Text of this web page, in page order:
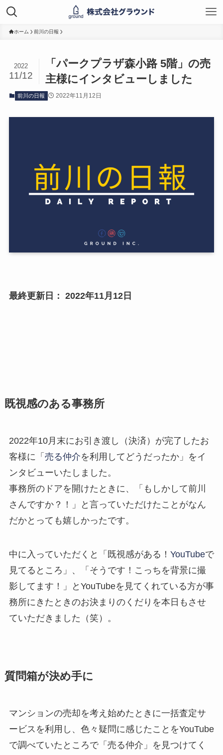
ホーム 前川の日報
「パークプラザ森小路 5階」の売
主様にインタビューしました
2022
11/12
前川の日報 2022年11月12日
最終更新日： 2022年11月12日
既視感のある事務所
2022年10月末にお引き渡し（決済）が完了したお
客様に「 売る仲介を利用してどうだったか」をイ
ンタビューいたしました。
事務所のドアを開けたときに、「もしかして前川
さんですか？！」と言っていただけたことがなん
だかとっても嬉しかったです。
中に入っていただくと「既視感がある！ YouTubeで
見てるところ」、「そうです！こっちを背景に撮
影してます！」とYouTubeを見てくれている方が事
務所にきたときのお決まりのくだりを本日もさせ
ていただきました（笑）。
質問箱が決め手に
マンションの売却を考え始めたときに一括査定サ
ービスを利用し、色々疑問に感じたことをYouTube
で調べていたところで「売る仲介」を見つけてく